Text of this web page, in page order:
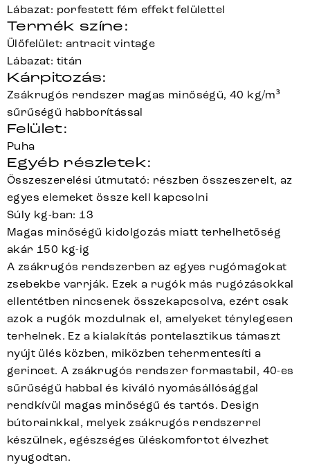
Lábazat: porfestett fém effekt felülettel
Termék színe:
Ülőfelület: antracit vintage
Lábazat: titán
Kárpitozás:
Zsákrugós rendszer magas minőségű, 40 kg/m³
sűrűségű habborítással
Felület:
Puha
Egyéb részletek:
Összeszerelési útmutató: részben összeszerelt, az
egyes elemeket össze kell kapcsolni
Súly kg-ban: 13
Magas minőségű kidolgozás miatt terhelhetőség
akár 150 kg-ig
A zsákrugós rendszerben az egyes rugómagokat
zsebekbe varrják. Ezek a rugók más rugózásokkal
ellentétben nincsenek összekapcsolva, ezért csak
azok a rugók mozdulnak el, amelyeket ténylegesen
terhelnek. Ez a kialakítás pontelasztikus támaszt
nyújt ülés közben, miközben tehermentesíti a
gerincet. A zsákrugós rendszer formastabil, 40-es
sűrűségű habbal és kiváló nyomásállósággal
rendkívül magas minőségű és tartós. Design
bútorainkkal, melyek zsákrugós rendszerrel
készülnek, egészséges üléskomfortot élvezhet
nyugodtan.